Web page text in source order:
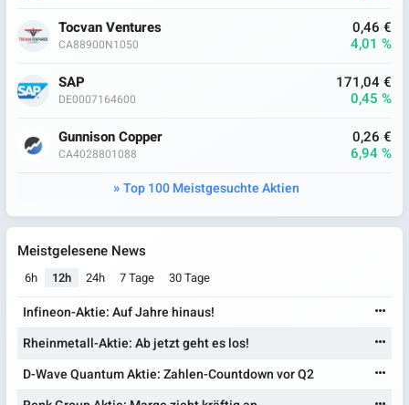
Tocvan Ventures
CA88900N1050
0,46 €
4,01 %
SAP
DE0007164600
171,04 €
0,45 %
Gunnison Copper
CA4028801088
0,26 €
6,94 %
Top 100 Meistgesuchte Aktien
Meistgelesene News
6h 12h 24h 7 Tage 30 Tage
Infineon-Aktie: Auf Jahre hinaus!
Rheinmetall-Aktie: Ab jetzt geht es los!
D-Wave Quantum Aktie: Zahlen-Countdown vor Q2